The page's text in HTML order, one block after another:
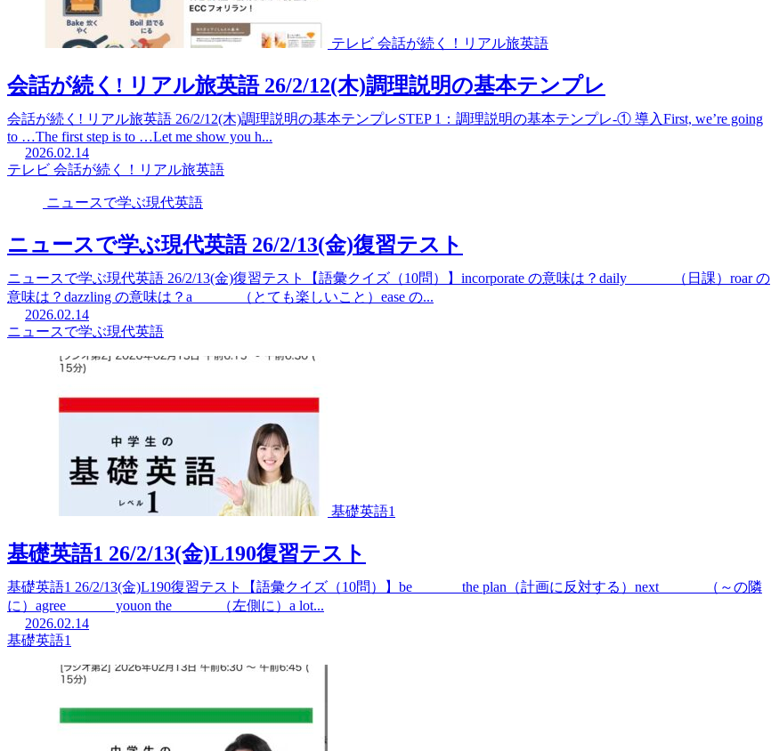
テレビ 会話が続く！リアル旅英語
会話が続く! リアル旅英語 26/2/12(木)調理説明の基本テンプレ
会話が続く! リアル旅英語 26/2/12(木)調理説明の基本テンプレSTEP 1：調理説明の基本テンプレ-① 導入First, we’re going
to …The first step is to …Let me show you h...
2026.02.14
テレビ 会話が続く！リアル旅英語
ニュースで学ぶ現代英語
ニュースで学ぶ現代英語 26/2/13(金)復習テスト
ニュースで学ぶ現代英語 26/2/13(金)復習テスト【語彙クイズ（10問）】incorporate の意味は？daily ______（日課）roar の
意味は？dazzling の意味は？a ______（とても楽しいこと）ease の...
2026.02.14
ニュースで学ぶ現代英語
基礎英語1
基礎英語1 26/2/13(金)L190復習テスト
基礎英語1 26/2/13(金)L190復習テスト【語彙クイズ（10問）】be ______ the plan（計画に反対する）next ______（～の隣
に）agree ______ youon the ______（左側に）a lot...
2026.02.14
基礎英語1